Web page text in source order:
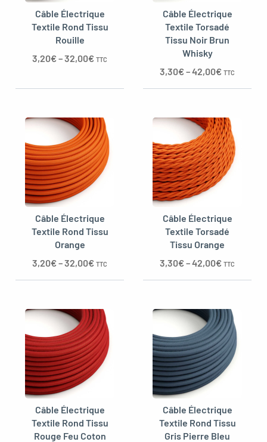
Câble Électrique
Textile Rond Tissu
Rouille
3,20€–32,00€ TTC
Câble Électrique
Textile Torsadé
Tissu Noir Brun
Whisky
3,30€–42,00€ TTC
Câble Électrique
Textile Rond Tissu
Orange
3,20€–32,00€ TTC
Câble Électrique
Textile Torsadé
Tissu Orange
3,30€–42,00€ TTC
Câble Électrique
Textile Rond Tissu
Rouge Feu Coton
Câble Électrique
Textile Rond Tissu
Gris Pierre Bleu